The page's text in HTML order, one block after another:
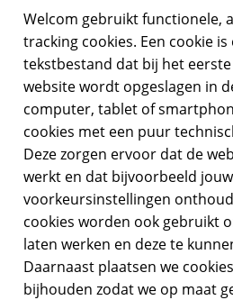
Welcom gebruikt functionele,
tracking cookies. Een cookie is
tekstbestand dat bij het eerste
website wordt opgeslagen in
computer, tablet of
cookies met een puur
Deze zorgen ervoor dat de
werkt en dat bijvoorbeeld jouw
voorkeursinstellingen
cookies worden ook gebruikt
laten werken en deze te
Daarnaast plaatsen we
bijhouden zodat we op maat